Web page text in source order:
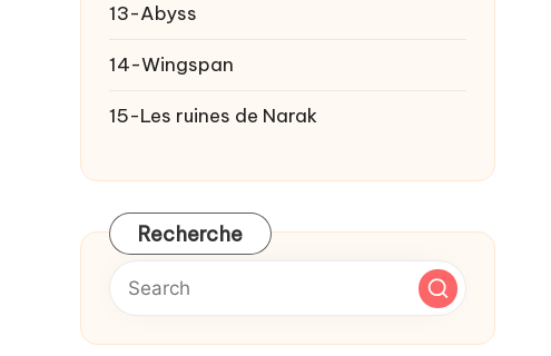
13-Abyss
14-Wingspan
15-Les ruines de Narak
Recherche